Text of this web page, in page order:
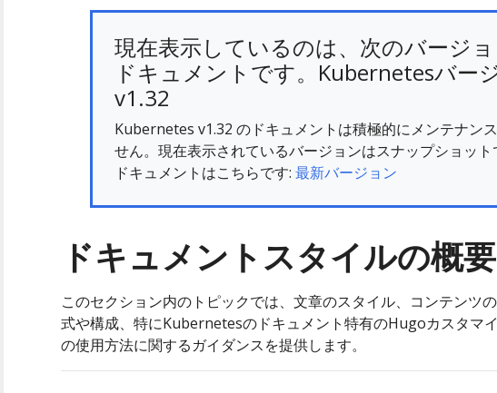
現在表示しているのは、次のバージ
ドキュメントです。Kubernetesバー
v1.32
Kubernetes v1.32 のドキュメントは積極的にメンテナン
せん。現在表示されているバージョンはスナップショッ
ドキュメントはこちらです: 最新バージョン
ドキュメントスタイルの概要
このセクション内のトピックでは、文章のスタイル、コンテンツ
式や構成、特にKubernetesのドキュメント特有のHugoカスタマ
の使用方法に関するガイダンスを提供します。